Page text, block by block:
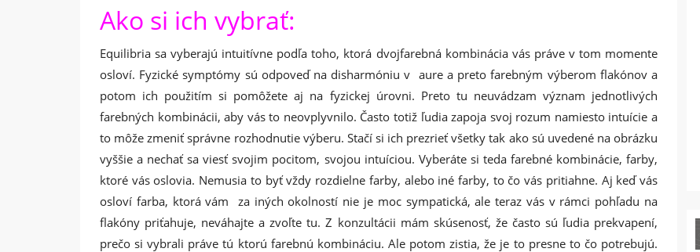
Ako si ich vybrať:
Equilibria sa vyberajú intuitívne podľa toho, ktorá dvojfarebná kombinácia vás práve v tom momente
osloví. Fyzické symptómy sú odpoveď na disharmóniu v aure a preto farebným výberom flakónov a
potom ich použitím si pomôžete aj na fyzickej úrovni. Preto tu neuvádzam význam jednotlivých
farebných kombinácii, aby vás to neovplyvnilo. Často totiž ľudia zapoja svoj rozum namiesto intuície a
to môže zmeniť správne rozhodnutie výberu. Stačí si ich prezrieť všetky tak ako sú uvedené na obrázku
vyššie a nechať sa viesť svojim pocitom, svojou intuíciou. Vyberáte si teda farebné kombinácie, farby,
ktoré vás oslovia. Nemusia to byť vždy rozdielne farby, alebo iné farby, to čo vás pritiahne. Aj keď vás
osloví farba, ktorá vám za iných okolností nie je moc sympatická, ale teraz vás v rámci pohľadu na
flakóny priťahuje, neváhajte a zvoľte tu. Z konzultácii mám skúsenosť, že často sú ľudia prekvapení,
prečo si vybrali práve tú ktorú farebnú kombináciu. Ale potom zistia, že je to presne to čo potrebujú.